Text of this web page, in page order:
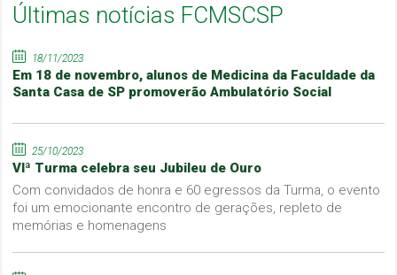
Últimas notícias FCMSCSP
18/11/2023
Em 18 de novembro, alunos de Medicina da Faculdade da
Santa Casa de SP promoverão Ambulatório Social
25/10/2023
VIª Turma celebra seu Jubileu de Ouro
Com convidados de honra e 60 egressos da Turma, o evento
foi um emocionante encontro de gerações, repleto de
memórias e homenagens